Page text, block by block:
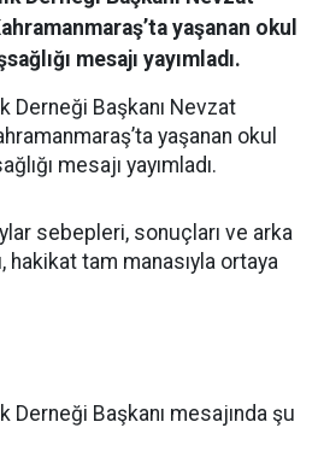
yaşanan okul
mesajı yayımladı.
Derneği Başkanı Nevzat
yaşanan okul
mesajı yayımladı.
sebepleri, sonuçları ve arka
hakikat tam manasıyla ortaya
Başkanı mesajında şu